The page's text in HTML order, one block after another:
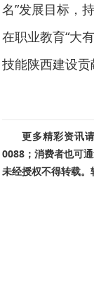
名”发展目标，
在职业教育“大
技能陕西建设贡
更多精彩资讯
0088；消费者也可
未经授权不得转载